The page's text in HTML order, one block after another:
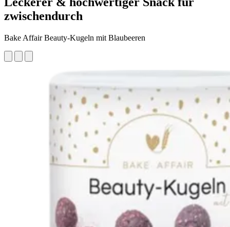
zwischendurch
Bake Affair Beauty-Kugeln mit Blaubeeren